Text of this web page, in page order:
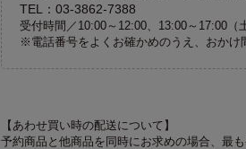
TEL：03-3862-7388
受付時間／10:00～12:00、13:00～17:00（
※電話番号をよくお確かめのうえ、おかけ
【あわせ買い時の配送について】
予約商品と他商品を同時にお求めの場合、最